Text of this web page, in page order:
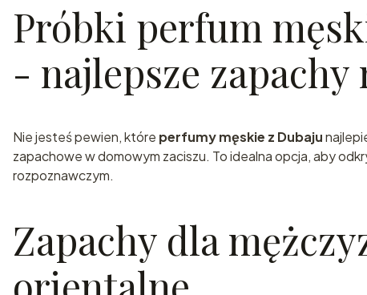
Próbki perfum
- najlepsze zapachy
Nie jesteś pewien, które perfumy męskie z Dubaju
zapachowe w domowym zaciszu. To idealna opcja, aby
rozpoznawczym.
Zapachy dla